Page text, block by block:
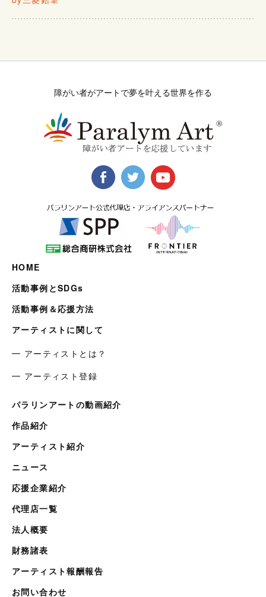
障がい者がアートで夢を叶える世界を作る
HOME
活動事例とSDGs
活動事例＆応援方法
アーティストに関して
━ アーティストとは？
━ アーティスト登録
パラリンアートの動画紹介
作品紹介
アーティスト紹介
ニュース
応援企業紹介
代理店一覧
法人概要
財務諸表
アーティスト報酬報告
お問い合わせ